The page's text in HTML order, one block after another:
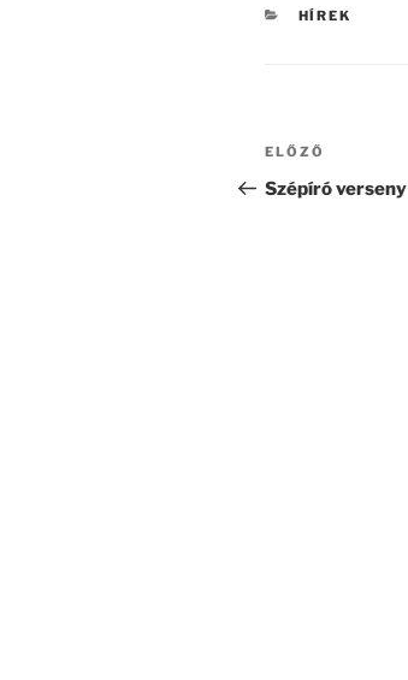
KATEGÓRIÁK
HÍREK
Bejegyzés
navigáció
Korábbi
bejegyzés
ELŐZŐ
Szépíró verseny